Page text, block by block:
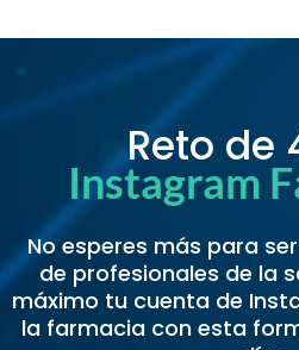
Reto de
Instagram
No esperes más para
de profesionales de la
máximo tu cuenta de
la farmacia con esta